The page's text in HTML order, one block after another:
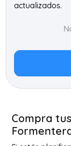
actualizados.
Compra